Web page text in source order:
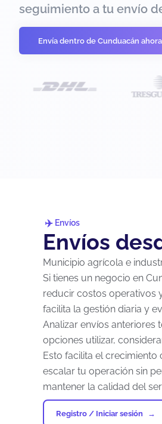
seguimiento a tu envío
Envía dentro de Cunduacán ahora
Envíos
Envíos
Municipio agrícola e
Si tienes un negocio en
reducir costos operativos
facilita la gestión diaria y
Analizar envíos anteriores
opciones utilizar,
Esto facilita el
escalar tu operación sin
mantener la calidad del
Registro / Iniciar sesión